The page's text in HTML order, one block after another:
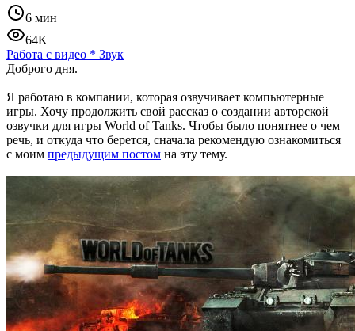
6 мин
64K
Работа с видео * Звук
Доброго дня.
Я работаю в компании, которая озвучивает компьютерные
игры. Хочу продолжить свой рассказ о создании авторской
озвучки для игры World of Tanks. Чтобы было понятнее о чем
речь, и откуда что берется, сначала рекомендую ознакомиться
с моим предыдущим постом на эту тему.